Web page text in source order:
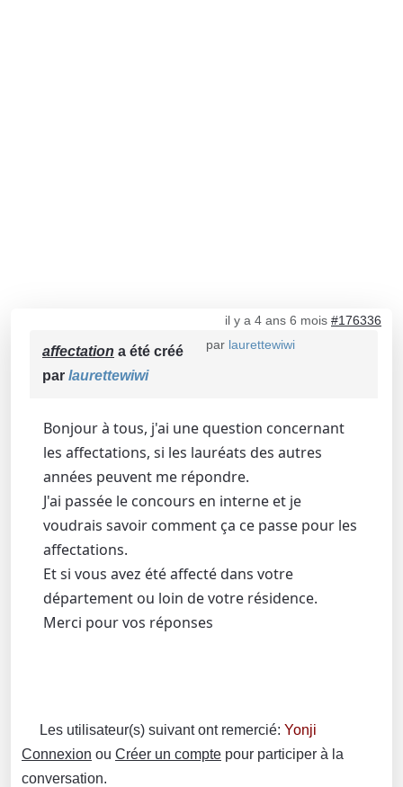
il y a 4 ans 6 mois #176336
par laurettewiwi
affectation a été créé
par laurettewiwi
Bonjour à tous, j'ai une question concernant
les affectations, si les lauréats des autres
années peuvent me répondre.
J'ai passée le concours en interne et je
voudrais savoir comment ça ce passe pour les
affectations.
Et si vous avez été affecté dans votre
département ou loin de votre résidence.
Merci pour vos réponses
Les utilisateur(s) suivant ont remercié: Yonji
Connexion ou Créer un compte pour participer à la
conversation.